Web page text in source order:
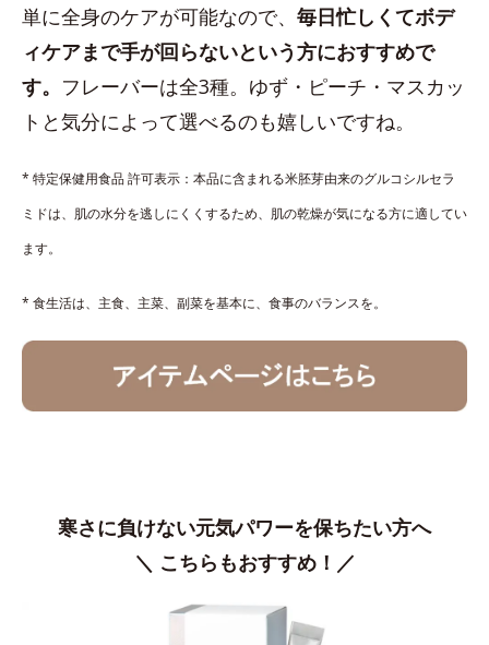
単に全身のケアが可能なので、 毎日忙しくてボデ
ィケアまで手が回らないという方におすすめで
す。 フレーバーは全3種。ゆず・ピーチ・マスカッ
トと気分によって選べるのも嬉しいですね。
* 特定保健用食品 許可表示：本品に含まれる米胚芽由来のグルコシルセラ
ミドは、肌の水分を逃しにくくするため、肌の乾燥が気になる方に適してい
ます。
* 食生活は、主食、主菜、副菜を基本に、食事のバランスを。
寒さに負けない元気パワーを保ちたい方へ
＼ こちらもおすすめ！／